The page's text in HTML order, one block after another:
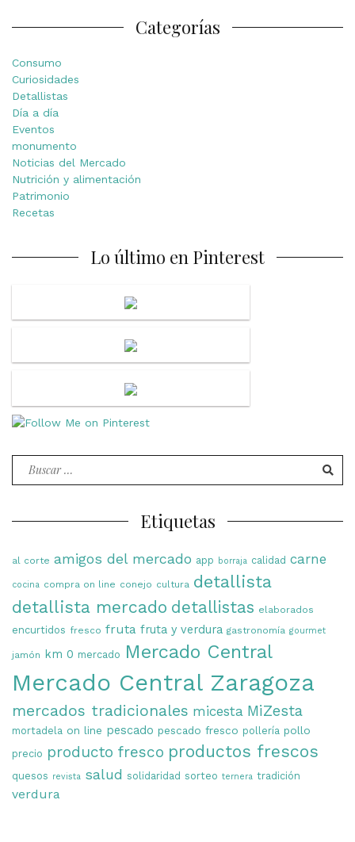
Categorías
Consumo
Curiosidades
Detallistas
Día a día
Eventos
monumento
Noticias del Mercado
Nutrición y alimentación
Patrimonio
Recetas
Lo último en Pinterest
Buscar
Etiquetas
al corte amigos del mercado app borraja calidad carne
cocina compra on line conejo cultura detallista
detallista mercado detallistas elaborados
encurtidos fresco fruta fruta y verdura gastronomía gourmet
jamón km 0 mercado Mercado Central
Mercado Central Zaragoza
mercados tradicionales micesta MiZesta
mortadela on line pescado pescado fresco pollería pollo
precio producto fresco productos frescos
quesos revista salud solidaridad sorteo ternera tradición
verdura